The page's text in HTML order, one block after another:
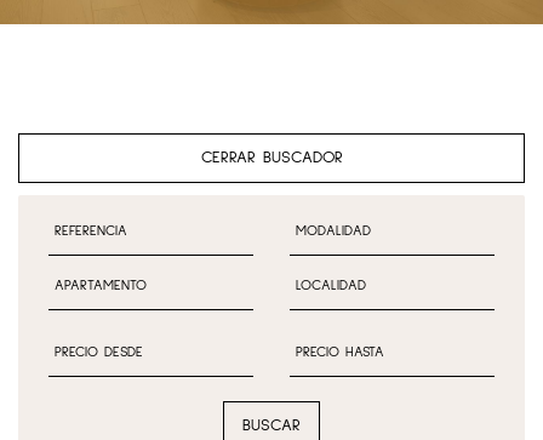
CERRAR BUSCADOR
BUSCAR